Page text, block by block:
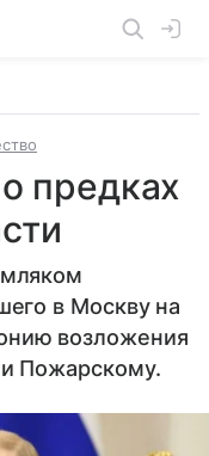
предках
в Москву на
возложения
Пожарскому.